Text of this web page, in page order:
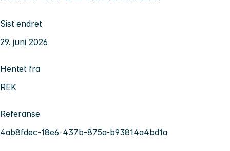
Sist endret
29. juni 2026
Hentet fra
REK
Referanse
4ab8fdec-18e6-437b-875a-b93814a4bd1a